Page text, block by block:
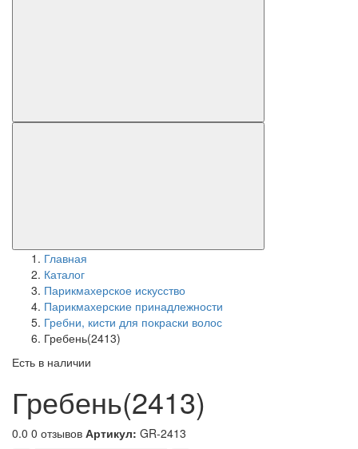
Главная
Каталог
Парикмахерское искусство
Парикмахерские принадлежности
Гребни, кисти для покраски волос
Гребень(2413)
Есть в наличии
Гребень(2413)
0.0 0 отзывов Артикул: GR-2413